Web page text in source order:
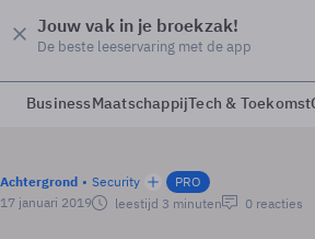
Jouw vak in je broekzak!
De beste leeservaring met de app
BusinessMaatschappijTech & Toekomst
Achtergrond Security
PRO
17 januari 2019
leestijd 3 minuten 0 reacties